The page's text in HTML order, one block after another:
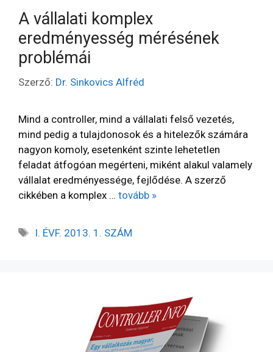
A vállalati komplex
eredményesség mérésének
problémái
Szerző: Dr. Sinkovics Alfréd
Mind a controller, mind a vállalati felső vezetés,
mind pedig a tulajdonosok és a hitelezők számára
nagyon komoly, esetenként szinte lehetetlen
feladat átfogóan megérteni, miként alakul valamely
vállalat eredményessége, fejlődése. A szerző
cikkében a komplex … tovább »
I. ÉVF. 2013. 1. SZÁM